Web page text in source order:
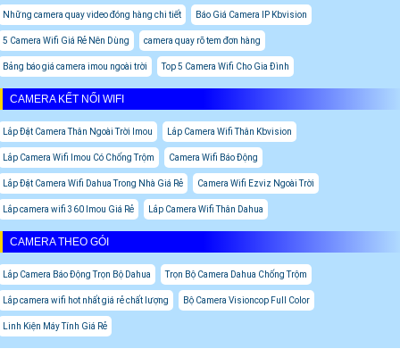
Những camera quay video đóng hàng chi tiết Báo Giá Camera IP Kbvision
5 Camera Wifi Giá Rẻ Nên Dùng camera quay rõ tem đơn hàng
Bảng báo giá camera imou ngoài trời Top 5 Camera Wifi Cho Gia Đình
CAMERA KẾT NỐI WIFI
Lắp Đặt Camera Thân Ngoài Trời Imou Lắp Camera Wifi Thân Kbvision
Lắp Camera Wifi Imou Có Chống Trộm Camera Wifi Báo Động
Lắp Đặt Camera Wifi Dahua Trong Nhà Giá Rẻ Camera Wifi Ezviz Ngoài Trời
Lắp camera wifi 360 Imou Giá Rẻ Lắp Camera Wifi Thân Dahua
CAMERA THEO GÓI
Lắp Camera Báo Động Trọn Bộ Dahua Trọn Bộ Camera Dahua Chống Trộm
Lắp camera wifi hot nhất giá rẻ chất lượng Bộ Camera Visioncop Full Color
Linh Kiện Máy Tính Giá Rẻ